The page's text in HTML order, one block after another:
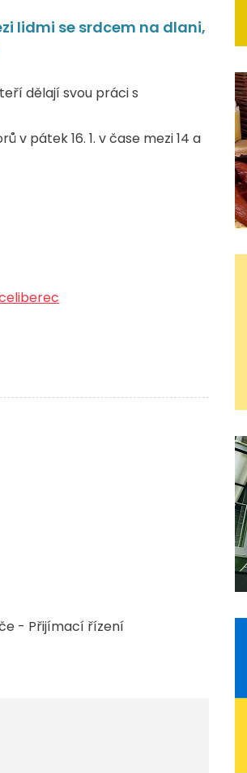
lidmi se srdcem na dlani,
dělají svou práci s
pátek 16. 1. v čase mezi 14 a
- Přijímací řízení